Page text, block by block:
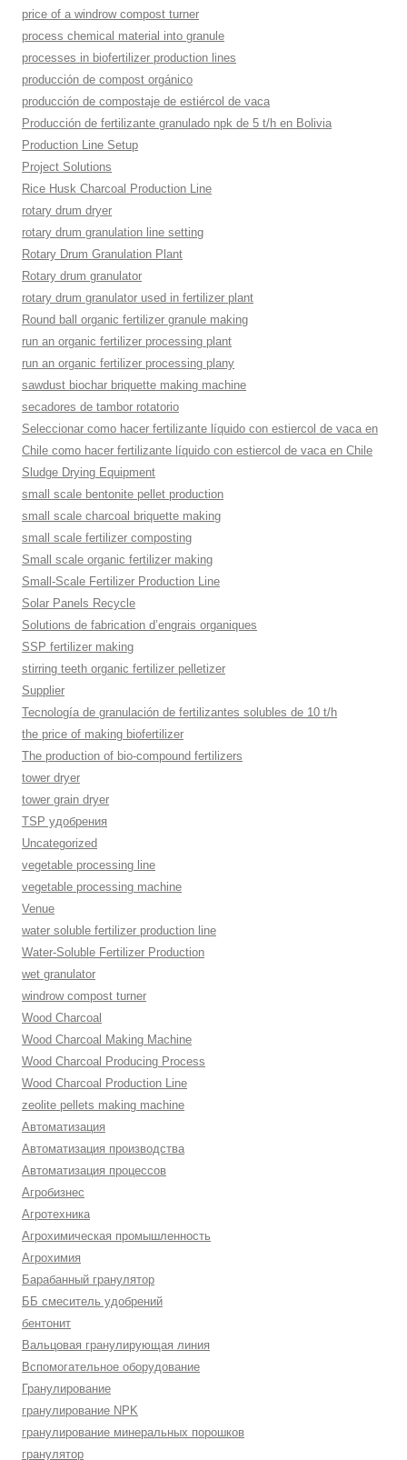
price of a windrow compost turner
process chemical material into granule
processes in biofertilizer production lines
producción de compost orgánico
producción de compostaje de estiércol de vaca
Producción de fertilizante granulado npk de 5 t/h en Bolivia
Production Line Setup
Project Solutions
Rice Husk Charcoal Production Line
rotary drum dryer
rotary drum granulation line setting
Rotary Drum Granulation Plant
Rotary drum granulator
rotary drum granulator used in fertilizer plant
Round ball organic fertilizer granule making
run an organic fertilizer processing plant
run an organic fertilizer processing plany
sawdust biochar briquette making machine
secadores de tambor rotatorio
Seleccionar como hacer fertilizante líquido con estiercol de vaca en
Chile como hacer fertilizante líquido con estiercol de vaca en Chile
Sludge Drying Equipment
small scale bentonite pellet production
small scale charcoal briquette making
small scale fertilizer composting
Small scale organic fertilizer making
Small-Scale Fertilizer Production Line
Solar Panels Recycle
Solutions de fabrication d’engrais organiques
SSP fertilizer making
stirring teeth organic fertilizer pelletizer
Supplier
Tecnología de granulación de fertilizantes solubles de 10 t/h
the price of making biofertilizer
The production of bio-compound fertilizers
tower dryer
tower grain dryer
TSP удобрения
Uncategorized
vegetable processing line
vegetable processing machine
Venue
water soluble fertilizer production line
Water-Soluble Fertilizer Production
wet granulator
windrow compost turner
Wood Charcoal
Wood Charcoal Making Machine
Wood Charcoal Producing Process
Wood Charcoal Production Line
zeolite pellets making machine
Автоматизация
Автоматизация производства
Автоматизация процессов
Агробизнес
Агротехника
Агрохимическая промышленность
Агрохимия
Барабанный гранулятор
ББ смеситель удобрений
бентонит
Вальцовая гранулирующая линия
Вспомогательное оборудование
Гранулирование
гранулирование NPK
гранулирование минеральных порошков
гранулятор